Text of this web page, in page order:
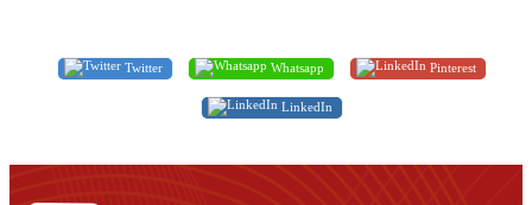
Twitter Whatsapp Pinterest
LinkedIn